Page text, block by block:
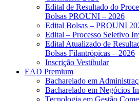
Edital de Resultado do
Bolsas PROUNI – 2026
Edital Bolsas – PROUNI
Edital – Processo Seletivo
Edital Atualizado de
Bolsas Filantrópicas – 2026
Inscrição Vestibular
EAD Premium
Bacharelado em
Bacharelado em Negócios
Tecnologia em Gestão